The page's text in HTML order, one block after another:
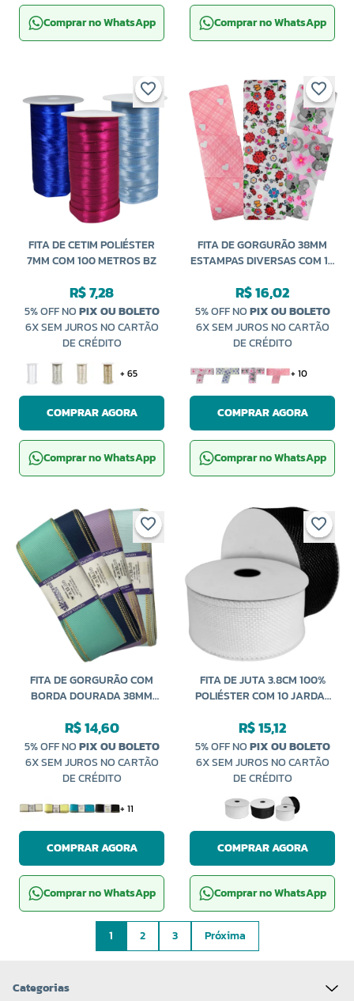
Comprar no WhatsApp Comprar no WhatsApp
FITA DE CETIM POLIÉSTER
7MM COM 100 METROS BZ
R$ 7,28
5% OFF NOPIX OU BOLETO
6X SEM JUROS NO CARTÃO
DE CRÉDITO
+ 65
COMPRAR AGORA
Comprar no WhatsApp
FITA DE GORGURÃO 38MM
ESTAMPAS DIVERSAS COM 10
R$ 16,02
5% OFF NOPIX OU BOLETO
6X SEM JUROS NO CARTÃO
DE CRÉDITO
+ 10
COMPRAR AGORA
Comprar no WhatsApp
FITA DE GORGURÃO COM
BORDA DOURADA 38MM
R$ 14,60
5% OFF NOPIX OU BOLETO
6X SEM JUROS NO CARTÃO
DE CRÉDITO
+ 11
COMPRAR AGORA
Comprar no WhatsApp
FITA DE JUTA 3.8CM 100%
POLIÉSTER COM 10 JARDAS
R$ 15,12
5% OFF NOPIX OU BOLETO
6X SEM JUROS NO CARTÃO
DE CRÉDITO
COMPRAR AGORA
Comprar no WhatsApp
1 2 3 Próxima
Categorias